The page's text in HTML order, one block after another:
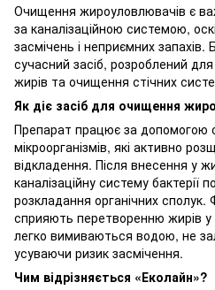
Очищення жироуловлювачів є
за каналізаційною системою,
засмічень і неприємних
сучасний засіб, розроблений
жирів та очищення стічних
Як діє засіб для очищення
Препарат працює за допомогою
мікроорганізмів, які активно
відкладення. Після внесення у
каналізаційну систему бактерії
розкладання органічних сполук.
сприяють перетворенню жирів у
легко вимиваються водою, не
усуваючи ризик засмічення.
Чим відрізняється «Еколайн»?